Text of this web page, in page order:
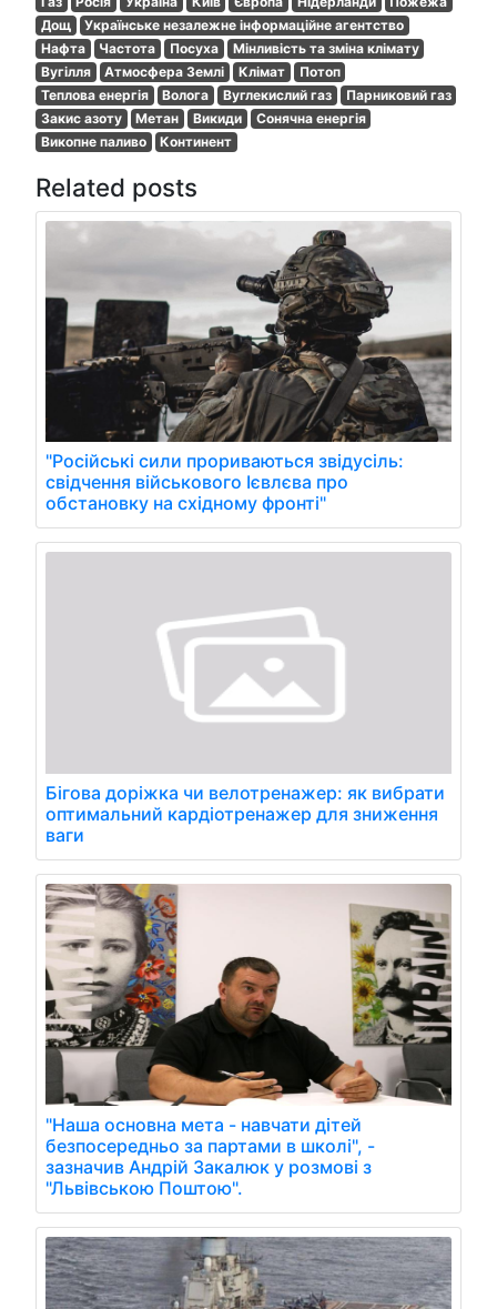
Дощ
Українське незалежне інформаційне агентство
Нафта
Частота Посуха
Мінливість та зміна клімату
Вугілля
Атмосфера Землі Клімат
Потоп
Теплова енергія
Волога Вуглекислий газ
Парниковий газ
Закис азоту
Метан Викиди
Сонячна енергія
Викопне паливо
Континент
Related posts
"Російські сили прориваються звідусіль:
свідчення військового Ієвлєва про
обстановку на східному фронті"
Бігова доріжка чи велотренажер: як вибрати
оптимальний кардіотренажер для зниження
ваги
"Наша основна мета - навчати дітей
безпосередньо за партами в школі", -
зазначив Андрій Закалюк у розмові з
"Львівською Поштою".